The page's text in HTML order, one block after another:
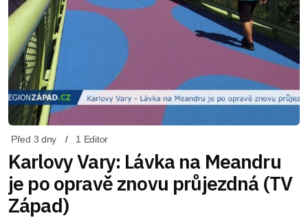
Před 3 dny 1 Editor
Karlovy Vary: Lávka na Meandru
je po opravě znovu průjezdná (TV
Západ)